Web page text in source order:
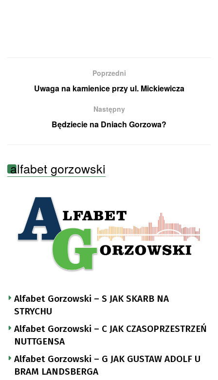
Poprzedni
Uwaga na kamienice przy ul. Mickiewicza
Następny
Będziecie na Dniach Gorzowa?
alfabet gorzowski
Alfabet Gorzowski – S JAK SKARB NA
STRYCHU
Alfabet Gorzowski – C JAK CZASOPRZESTRZEŃ
NUTTGENSA
Alfabet Gorzowski – G JAK GUSTAW ADOLF U
BRAM LANDSBERGA